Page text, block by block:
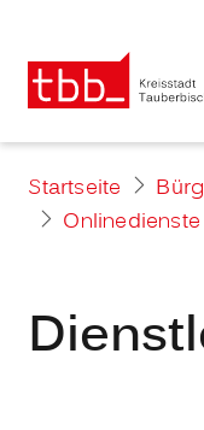
Startseite
Onlinedienste